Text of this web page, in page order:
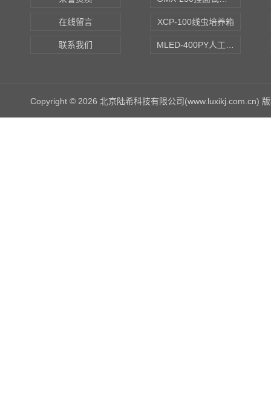
在线留言
联系我们
XCP-100线虫培养箱
Copyright © 2026 北京陆希科技有限公司(www.luxikj.com.cn)